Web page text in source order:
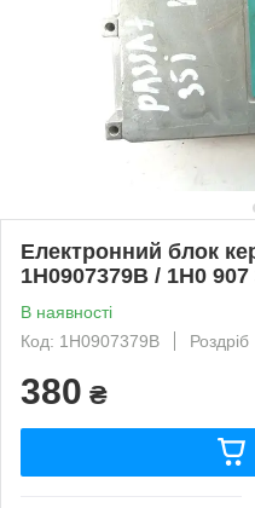
Електронний блок
1H0907379B / 1H0
В наявності
Код: 1H0907379B
Роздріб
380 ₴